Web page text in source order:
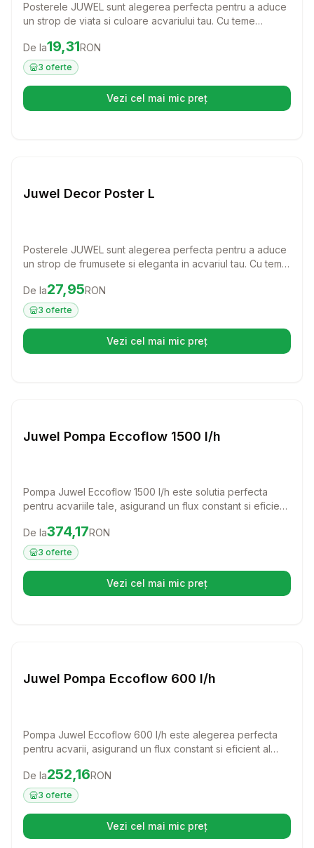
Posterele JUWEL sunt alegerea perfecta pentru a aduce
un strop de viata si culoare acvariului tau. Cu teme
economice, ci si usor de instalat, oferindu-ti un decor
deosebit in cateva minute.
Preț:19.31 RON
De la19,31RON
3 oferte
Vezi cel mai mic preț(se deschide într-o filă nouă)
Juwel Decor Poster L
Posterele JUWEL sunt alegerea perfecta pentru a aduce
un strop de frumusete si eleganta in acvariul tau. Cu teme
economic va transforma spatiul subacvatic intr-o oaza de
liniste si armonie.
Preț:27.95 RON
De la27,95RON
3 oferte
Vezi cel mai mic preț(se deschide într-o filă nouă)
Juwel Pompa Eccoflow 1500 l/h
Pompa Juwel Eccoflow 1500 l/h este solutia perfecta
pentru acvariile tale, asigurand un flux constant si eficient
interna optimizeaza filtrarea apei, mentinand un mediu
sanatos pentru pestii tai.
Preț:374.17 RON
De la374,17RON
3 oferte
Vezi cel mai mic preț(se deschide într-o filă nouă)
Juwel Pompa Eccoflow 600 l/h
Pompa Juwel Eccoflow 600 l/h este alegerea perfecta
pentru acvarii, asigurand un flux constant si eficient al
este special conceputa pentru a se integra perfect in
acvariile Juwel, oferind un mediu sanatos pentru pestii tai.
Preț:252.16 RON
De la252,16RON
3 oferte
Vezi cel mai mic preț(se deschide într-o filă nouă)